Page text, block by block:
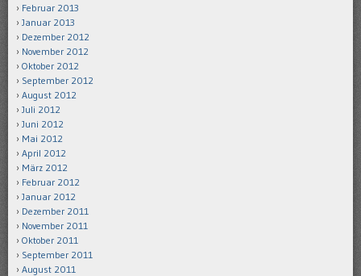
Februar 2013
Januar 2013
Dezember 2012
November 2012
Oktober 2012
September 2012
August 2012
Juli 2012
Juni 2012
Mai 2012
April 2012
März 2012
Februar 2012
Januar 2012
Dezember 2011
November 2011
Oktober 2011
September 2011
August 2011